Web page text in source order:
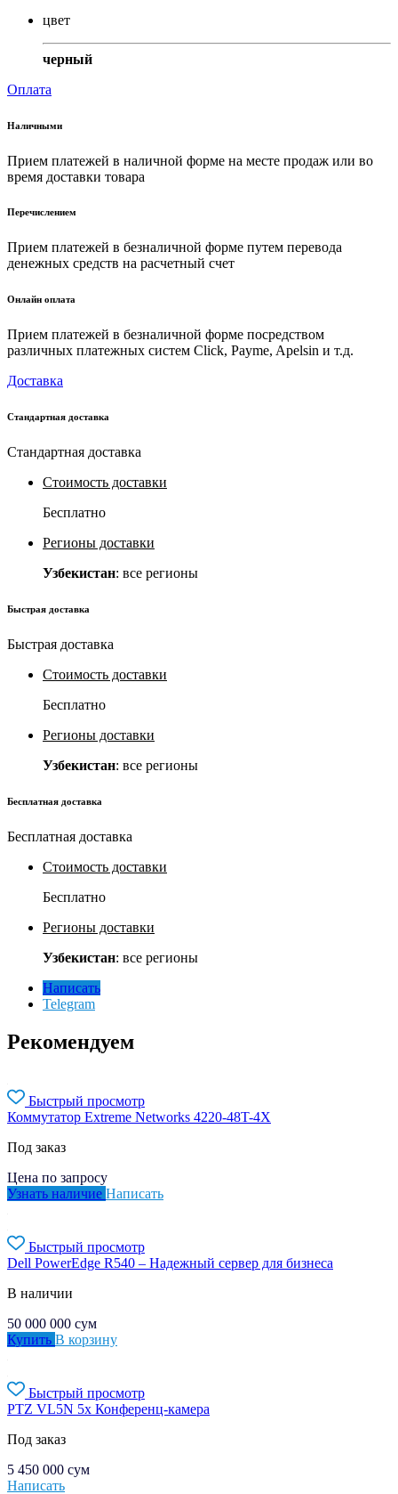
цвет
черный
Оплата
Наличными
Прием платежей в наличной форме на месте продаж или во
время доставки товара
Перечислением
Прием платежей в безналичной форме путем перевода
денежных средств на расчетный счет
Онлайн оплата
Прием платежей в безналичной форме посредством
различных платежных систем Click, Payme, Apelsin и т.д.
Доставка
Стандартная доставка
Стандартная доставка
Стоимость доставки
Бесплатно
Регионы доставки
Узбекистан: все регионы
Быстрая доставка
Быстрая доставка
Стоимость доставки
Бесплатно
Регионы доставки
Узбекистан: все регионы
Бесплатная доставка
Бесплатная доставка
Стоимость доставки
Бесплатно
Регионы доставки
Узбекистан: все регионы
Написать
Telegram
Рекомендуем
Быстрый просмотр
Коммутатор Extreme Networks 4220-48T-4X
Под заказ
Цена по запросу
Узнать наличие Написать
Быстрый просмотр
Dell PowerEdge R540 – Надежный сервер для бизнеса
В наличии
50 000 000 сум
Купить В корзину
Быстрый просмотр
PTZ VL5N 5x Конференц-камера
Под заказ
5 450 000 сум
Написать